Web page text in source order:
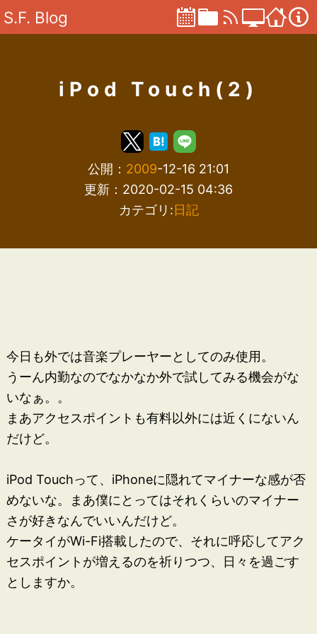
S.F. Blog
iPod Touch(2)
公開： 2009-12-16 21:01
更新：2020-02-15 04:36
カテゴリ:日記
今日も外では音楽プレーヤーとしてのみ使用。
うーん内勤なのでなかなか外で試してみる機会がな
いなぁ。。
まあアクセスポイントも有料以外には近くにないん
だけど。
iPod Touchって、iPhoneに隠れてマイナーな感が否
めないな。まあ僕にとってはそれくらいのマイナー
さが好きなんでいいんだけど。
ケータイがWi-Fi搭載したので、それに呼応してアク
セスポイントが増えるのを祈りつつ、日々を過ごす
としますか。